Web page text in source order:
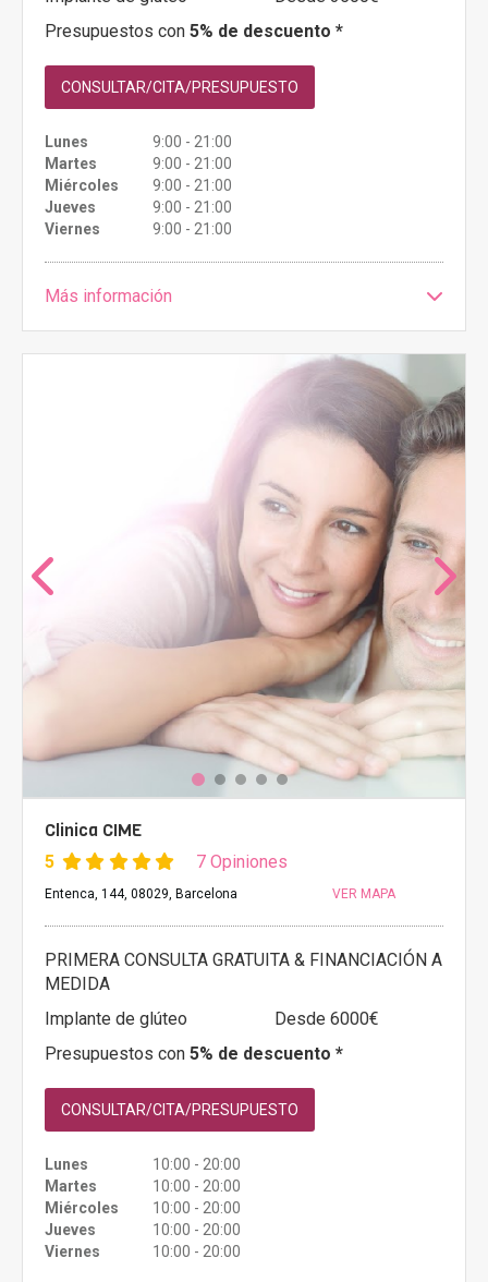
Presupuestos con 5% de descuento *
CONSULTAR/CITA/PRESUPUESTO
Lunes
9:00 - 21:00
Martes
9:00 - 21:00
Miércoles
9:00 - 21:00
Jueves
9:00 - 21:00
Viernes
9:00 - 21:00
Más información
Clinica CIME
5 7 Opiniones
Entenca, 144, 08029, Barcelona VER MAPA
PRIMERA CONSULTA GRATUITA & FINANCIACIÓN A
MEDIDA
Implante de glúteo
Desde 6000€
Presupuestos con 5% de descuento *
CONSULTAR/CITA/PRESUPUESTO
Lunes
10:00 - 20:00
Martes
10:00 - 20:00
Miércoles
10:00 - 20:00
Jueves
10:00 - 20:00
Viernes
10:00 - 20:00